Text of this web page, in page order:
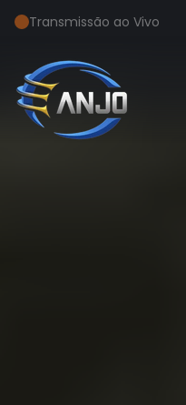
Transmissão ao Vivo